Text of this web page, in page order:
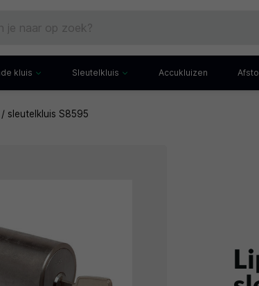
kluis Sleutelkluis
Inbraakwerende sleutelkluis
Accukluizen
/ sleutelkluis S8595